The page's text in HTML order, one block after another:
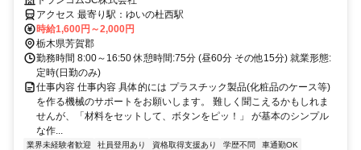
迎！ 寮費無料！
アクセス 最寄り駅：ゆいの杜西駅
時給1,600円～2,000円
栃木県芳賀郡
勤務時間 8:00～16:50 休憩時間:75分 (昼60分 その他15分) 就業形態:
定時(日勤のみ)
仕事内容 仕事内容 具体的には プラスチック製品(化粧品のケース等)
を作る機械のサポートをお願いします。 難しく聞こえるかもしれま
せんが、「材料をセットして、ボタンをピッ！」 が基本のシンプル
な作...
業界未経験者歓迎 社員登用あり 資格取得支援あり 学歴不問
車通勤OK